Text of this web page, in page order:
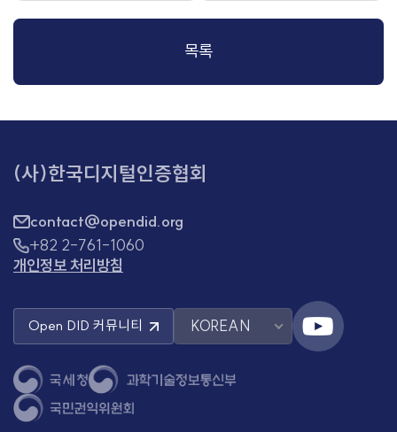
목록
(사)한국디지털인증협회
contact@opendid.org
+82 2-761-1060
개인정보 처리방침
Open DID 커뮤니티 KOREAN